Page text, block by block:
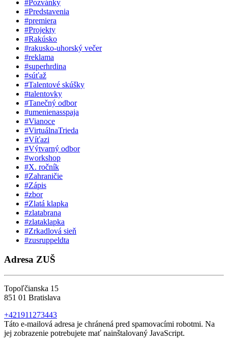
#Pozvánky
#Predstavenia
#premiera
#Projekty
#Rakúsko
#rakusko-uhorský večer
#reklama
#superhrdina
#súťaž
#Talentové skúšky
#talentovky
#Tanečný odbor
#umenienasspaja
#Vianoce
#VirtuálnaTrieda
#Víťazi
#Výtvarný odbor
#workshop
#X. ročník
#Zahraničie
#Zápis
#zbor
#Zlatá klapka
#zlatabrana
#zlataklapka
#Zrkadlová sieň
#zusruppeldta
Adresa ZUŠ
Topoľčianska 15
851 01 Bratislava
+421911273443
Táto e-mailová adresa je chránená pred spamovacími robotmi. Na
jej zobrazenie potrebujete mať nainštalovaný JavaScript.